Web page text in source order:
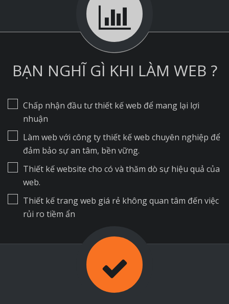
BẠN NGHĨ GÌ KHI LÀM WEB ?
Chấp nhận đầu tư thiết kế web để mang lại lợi
nhuận
Làm web với công ty thiết kế web chuyên nghiệp để
đảm bảo sự an tâm, bền vững.
Thiết kế website cho có và thăm dò sự hiệu quả của
web.
Thiết kế trang web giá rẻ không quan tâm đến việc
rủi ro tiềm ẩn